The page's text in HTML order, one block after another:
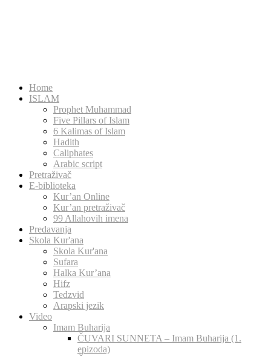
Home
ISLAM
Prophet Muhammad
Five Pillars of Islam
6 Kalimas of Islam
Hadith
Caliphates
Arabic script
Pretraživač
E-biblioteka
Kur’an Online
Kur’an pretraživač
99 Allahovih imena
Predavanja
Skola Kur'ana
Skola Kur'ana
Sufara
Halka Kur’ana
Hifz
Tedzvid
Arapski jezik
Video
Imam Buharija
ČUVARI SUNNETA – Imam Buharija (1.
epizoda)